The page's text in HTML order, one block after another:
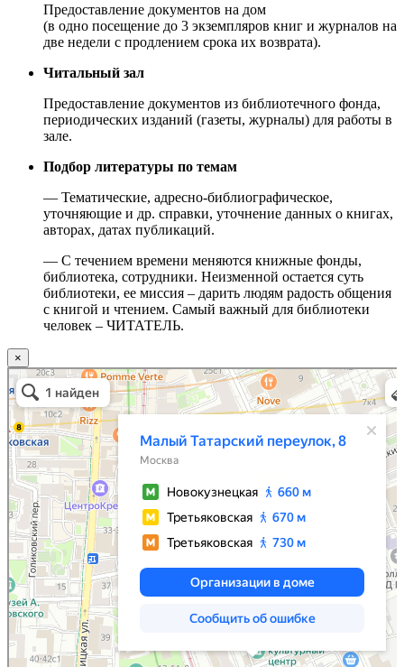
Предоставление документов на дом
(в одно посещение до 3 экземпляров книг и журналов на
две недели с продлением срока их возврата).
Читальный зал
Предоставление документов из библиотечного фонда,
периодических изданий (газеты, журналы) для работы в
зале.
Подбор литературы по темам
— Тематические, адресно-библиографическое,
уточняющие и др. справки, уточнение данных о книгах,
авторах, датах публикаций.
— С течением времени меняются книжные фонды,
библиотека, сотрудники. Неизменной остается суть
библиотеки, ее миссия – дарить людям радость общения
с книгой и чтением. Самый важный для библиотеки
человек – ЧИТАТЕЛЬ.
×
Москва
Малый Татарский переулок, 8 на карте Москвы, ближайшее метро Новокузнецкая —
Яндекс.Карты